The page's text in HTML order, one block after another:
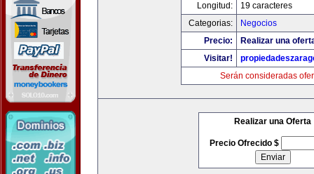
Longitud:
19 caracteres
Categorias:
Negocios
Precio:
Realizar una
Visitar!
Serán consideradas
Realizar una Oferta
Precio Ofrecido $